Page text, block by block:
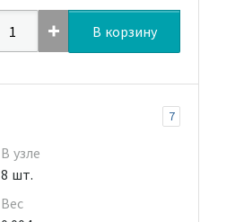
В корзину
7
В узле
8 шт.
Вес